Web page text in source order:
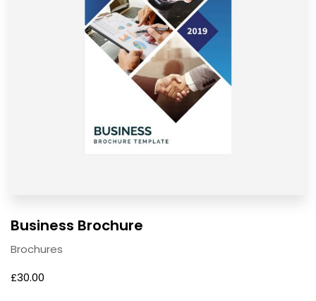
Business Brochure
Brochures
£30.00